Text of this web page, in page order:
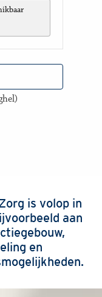
)
is volop in
aan
en